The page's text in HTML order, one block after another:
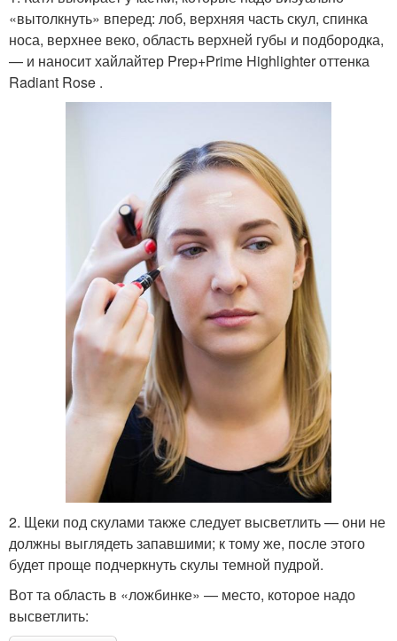
«вытолкнуть» вперед: лоб, верхняя часть скул, спинка
носа, верхнее веко, область верхней губы и подбородка,
— и наносит хайлайтер Prep+Prime Highlighter оттенка
Radiant Rose .
2. Щеки под скулами также следует высветлить — они не
должны выглядеть запавшими; к тому же, после этого
будет проще подчеркнуть скулы темной пудрой.
Вот та область в «ложбинке» — место, которое надо
высветлить: